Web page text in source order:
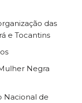
das
e Tocantins
Negra
Nacional de